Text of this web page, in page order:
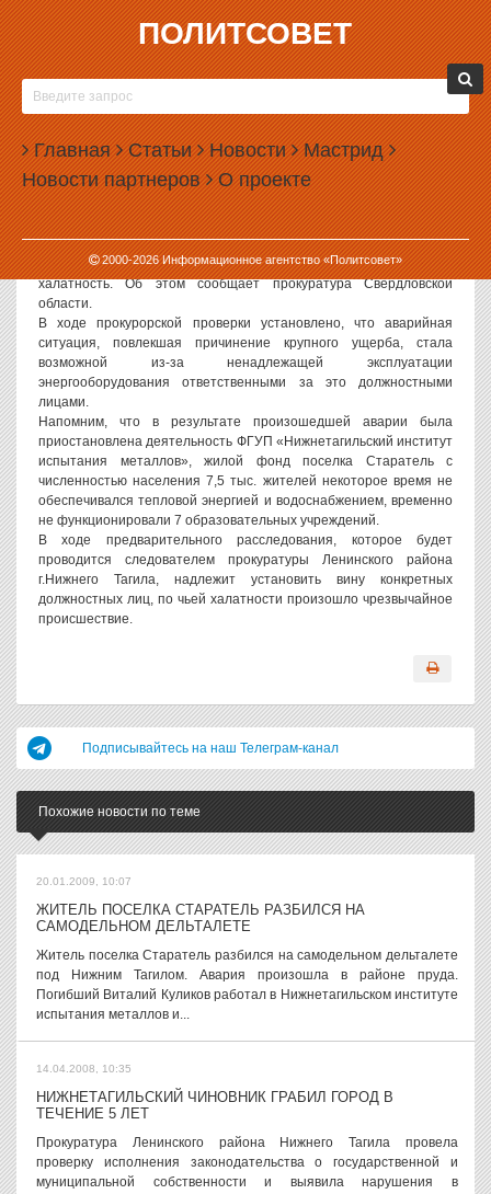
ПОЛИТСОВЕТ
Главная Статьи Новости Мастрид
Новости партнеров О проекте
2000-2026Информационное агентство «Политсовет»
07.02.2006, 12:08
ПРОКУРАТУРА ЗАВЕЛА ДЕЛО ПО ФАКТУ
ОТКЛЮЧЕНИЯ ЭЛЕКТРОЭНЕРГИИ В ПОСЕЛКЕ
СТАРАТЕЛЬ ПОД НИЖНИМ ТАГИЛОМ
Политсовет, 07.02.2006.Прокурором Ленинского района г.
Нижнего Тагила по результатам доследственной проверки факта
аварии, произошедшей 4 февраля на главной понизительной
подстанции (ГПП) пос. Старатель, возбуждено уголовное дело по
ч.1 ст. 293 УК РФ, предусматривающей ответственность за
халатность. Об этом сообщает прокуратура Свердловской
области.
В ходе прокурорской проверки установлено, что аварийная
ситуация, повлекшая причинение крупного ущерба, стала
возможной из-за ненадлежащей эксплуатации
энергооборудования ответственными за это должностными
лицами.
Напомним, что в результате произошедшей аварии была
приостановлена деятельность ФГУП «Нижнетагильский институт
испытания металлов», жилой фонд поселка Старатель с
численностью населения 7,5 тыс. жителей некоторое время не
обеспечивался тепловой энергией и водоснабжением, временно
не функционировали 7 образовательных учреждений.
В ходе предварительного расследования, которое будет
проводится следователем прокуратуры Ленинского района
г.Нижнего Тагила, надлежит установить вину конкретных
должностных лиц, по чьей халатности произошло чрезвычайное
происшествие.
Подписывайтесь на наш Телеграм-канал
Похожие новости по теме
20.01.2009, 10:07
ЖИТЕЛЬ ПОСЕЛКА СТАРАТЕЛЬ РАЗБИЛСЯ НА
САМОДЕЛЬНОМ ДЕЛЬТАЛЕТЕ
Житель поселка Старатель разбился на самодельном дельталете
под Нижним Тагилом. Авария произошла в районе пруда.
Погибший Виталий Куликов работал в Нижнетагильском институте
испытания металлов и...
14.04.2008, 10:35
НИЖНЕТАГИЛЬСКИЙ ЧИНОВНИК ГРАБИЛ ГОРОД В
ТЕЧЕНИЕ 5 ЛЕТ
Прокуратура Ленинского района Нижнего Тагила провела
проверку исполнения законодательства о государственной и
муниципальной собственности и выявила нарушения в